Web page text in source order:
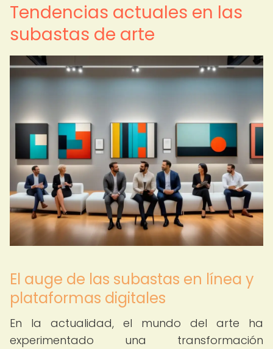
Tendencias actuales en las
subastas de arte
El auge de las subastas en línea y
plataformas digitales
En la actualidad, el mundo del arte ha
experimentado una transformación